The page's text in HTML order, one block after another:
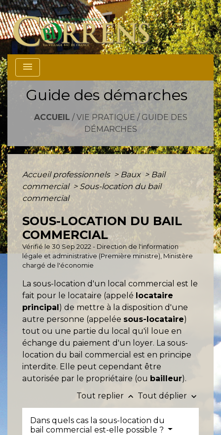
menu
Guide des démarches
ACCUEIL / VIE PRATIQUE / GUIDE DES
DÉMARCHES
Accueil professionnels > Baux > Bail
commercial > Sous-location du bail
commercial
SOUS-LOCATION DU BAIL
COMMERCIAL
Vérifié le 30 Sep 2022 - Direction de l'information
légale et administrative (Première ministre), Ministère
chargé de l'économie
La sous-location d'un local commercial est le
fait pour le locataire (appelé locataire
principal ) de mettre à la disposition d'une
autre personne (appelée sous-locataire)
tout ou une partie du local qu'il loue en
échange du paiement d'un loyer. La sous-
location du bail commercial est en principe
interdite. Elle peut cependant être
autorisée par le propriétaire (ou bailleur).
Tout replier keyboard_arrow_up Tout déplier keyboard_arrow_down
Dans quels cas la sous-location du
bail commercial est-elle possible ?